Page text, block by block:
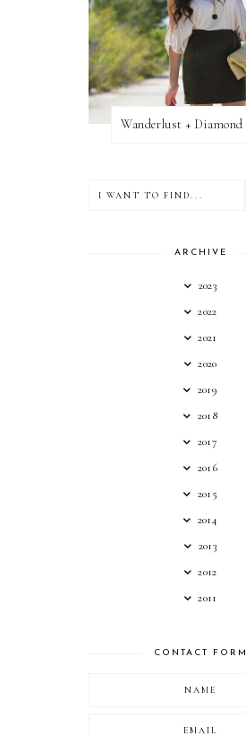
ARCHIVE
2023
2022
2021
2020
2019
2018
2017
2016
2015
2014
2013
2012
2011
CONTACT FORM